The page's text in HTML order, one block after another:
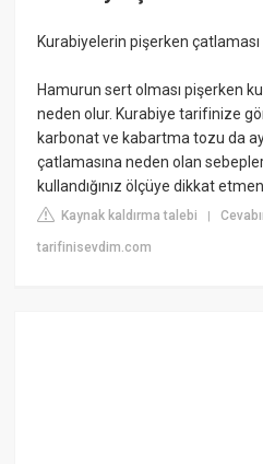
Kurabiyelerin pişerken çatlaması
Hamurun sert olması pişerken
neden olur. Kurabiye tarifinize
karbonat ve kabartma tozu da
çatlamasına neden olan
kullandığınız ölçüye dikkat
Kaynak kaldırma talebi |
tarifinisevdim.com